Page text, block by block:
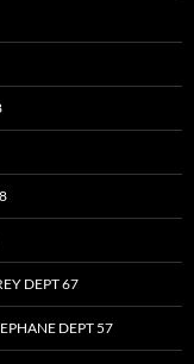
DEPT 67
DEPT 57